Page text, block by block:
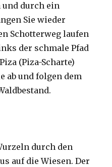
und durch ein
Sie wieder
Schotterweg laufen
der schmale Pfad
(Piza-Scharte)
ab und folgen dem
durch den
auf die Wiesen. Der